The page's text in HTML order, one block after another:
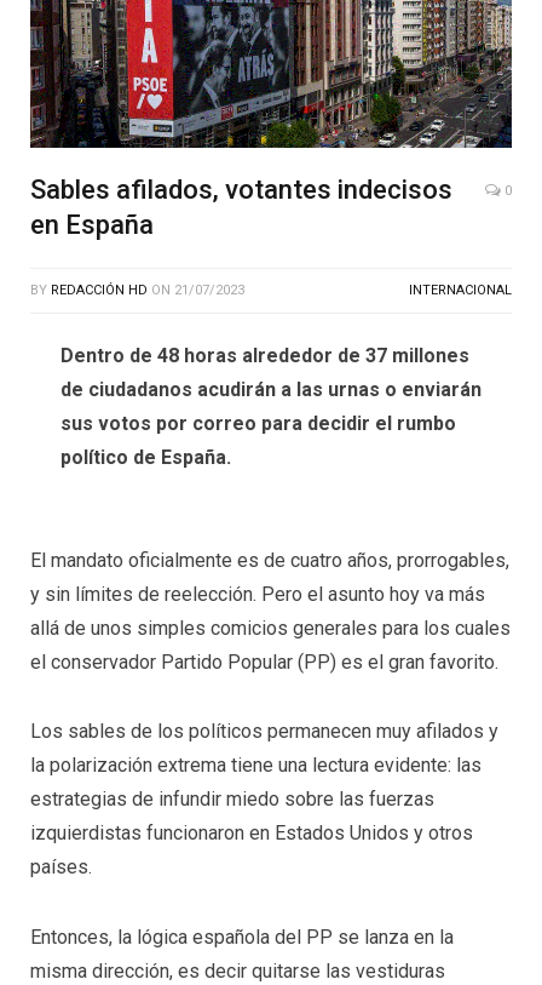
Sables afilados, votantes indecisos
en España
0
BY REDACCIÓN HD ON 21/07/2023 INTERNACIONAL
Dentro de 48 horas alrededor de 37 millones
de ciudadanos acudirán a las urnas o enviarán
sus votos por correo para decidir el rumbo
político de España.
El mandato oficialmente es de cuatro años, prorrogables,
y sin límites de reelección. Pero el asunto hoy va más
allá de unos simples comicios generales para los cuales
el conservador Partido Popular (PP) es el gran favorito.
Los sables de los políticos permanecen muy afilados y
la polarización extrema tiene una lectura evidente: las
estrategias de infundir miedo sobre las fuerzas
izquierdistas funcionaron en Estados Unidos y otros
países.
Entonces, la lógica española del PP se lanza en la
misma dirección, es decir quitarse las vestiduras